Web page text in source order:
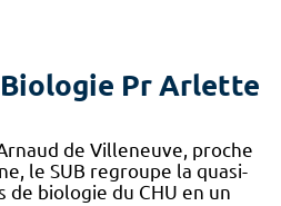
Pr Arlette
de Villeneuve, proche
le SUB regroupe la quasi-
biologie du CHU en un